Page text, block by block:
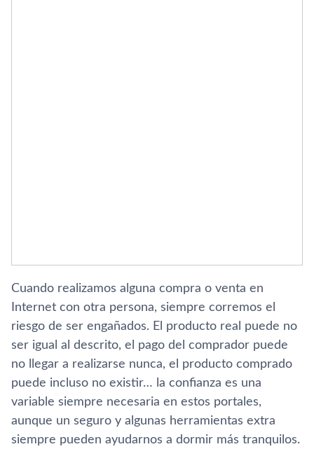
Cuando realizamos alguna compra o venta en
Internet con otra persona, siempre corremos el
riesgo de ser engañados. El producto real puede no
ser igual al descrito, el pago del comprador puede
no llegar a realizarse nunca, el producto comprado
puede incluso no existir… la confianza es una
variable siempre necesaria en estos portales,
aunque un seguro y algunas herramientas extra
siempre pueden ayudarnos a dormir más tranquilos.